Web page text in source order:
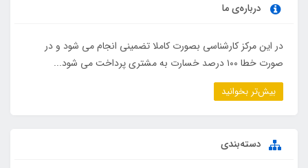
درباره‌ی ما
در این مرکز کارشناسی بصورت کاملا تضمینی انجام می شود و در
صورت خطا ۱۰۰ درصد خسارت به مشتری پرداخت می شود...
بیش‌تر بخوانید
دسته‌بندی